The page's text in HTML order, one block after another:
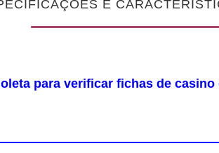
E
para verificar fichas de casino